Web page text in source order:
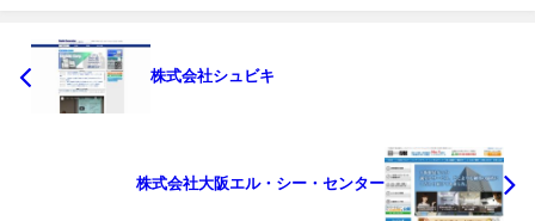
株式会社シュビキ
株式会社大阪エル・シー・センター